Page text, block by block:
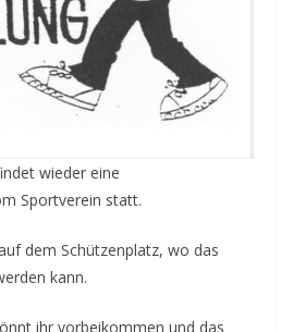
wieder eine
Sportverein statt.
dem Schützenplatz, wo das
kann.
ihr vorbeikommen und das